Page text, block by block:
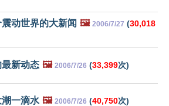
动世界的大新闻 🖼️ 2006/7/27 (30,018
新动态 🖼️ 2006/7/26 (33,399次)
一滴水 🖼️ 2006/7/26 (40,750次)